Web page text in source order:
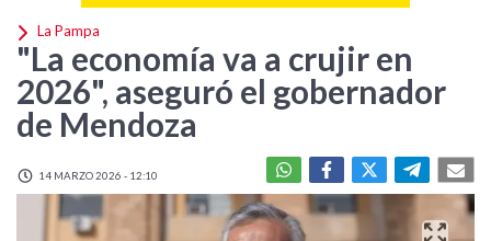
La Pampa
"La economía va a crujir en
2026", aseguró el gobernador
de Mendoza
14 MARZO 2026 - 12:10